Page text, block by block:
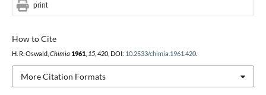
How to Cite
H. R. Oswald, Chimia 1961, 15, 420, DOI: 10.2533/chimia.1961.420.
More Citation Formats
print